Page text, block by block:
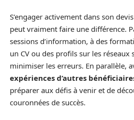
S’engager activement dans son
peut vraiment faire une différence.
sessions d’information, à des
un CV ou des profils sur les réseaux
minimiser les erreurs. En parallèle,
expériences d’autres
préparer aux défis à venir et de
couronnées de succès.